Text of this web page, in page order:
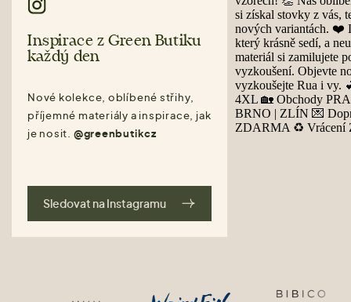
Inspirace z Green Butiku
každý den
Nové kolekce, oblíbené střihy,
příjemné materiály a inspirace, jak
je nosit. @greenbutikcz
Sledovat na Instagramu